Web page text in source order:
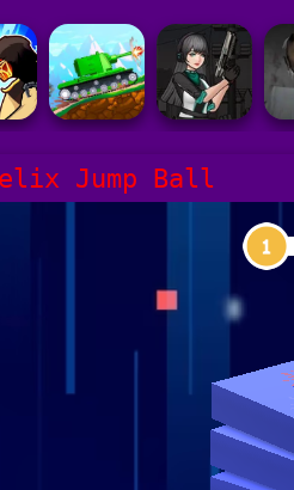
Jump Ball